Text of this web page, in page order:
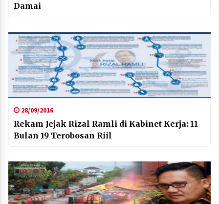
Damai
28/09/2016
Rekam Jejak Rizal Ramli di Kabinet Kerja: 11
Bulan 19 Terobosan Riil